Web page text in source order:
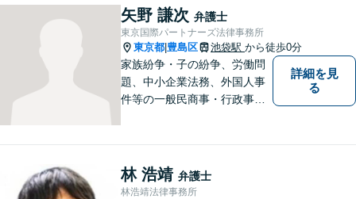
産、離婚、労働、借金トラブ
ルならお任せください。【企
業側にも対応】【池袋駅5分】
矢野 謙次 弁護士
東京国際パートナーズ法律事務所
東京都 豊島区 池袋駅 から徒歩0分
家族紛争・子の紛争、労働問
題、中小企業法務、外国人事
件等の一般民商事・行政事件
詳細を見
る
林 浩靖 弁護士
林浩靖法律事務所